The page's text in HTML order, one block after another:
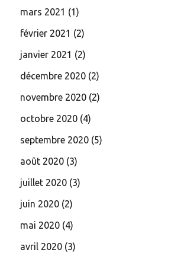
mars 2021 (1)
février 2021 (2)
janvier 2021 (2)
décembre 2020 (2)
novembre 2020 (2)
octobre 2020 (4)
septembre 2020 (5)
août 2020 (3)
juillet 2020 (3)
juin 2020 (2)
mai 2020 (4)
avril 2020 (3)